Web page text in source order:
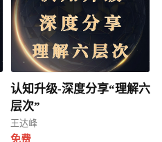
认知升级-深度分享“理解六
层次”
王达峰
免费